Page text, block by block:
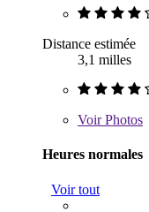
Distance estimée
3,1 milles
VoirPhotos
Heures normales
Voir tout